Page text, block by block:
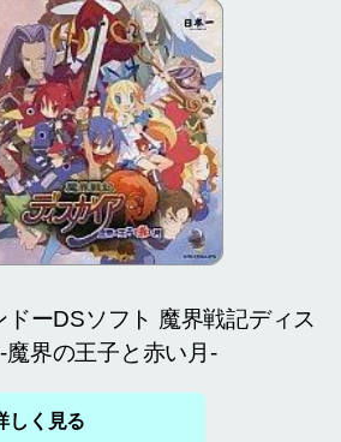
ドーDSソフト 魔界戦記ディス
魔界の王子と赤い月-
しく見る